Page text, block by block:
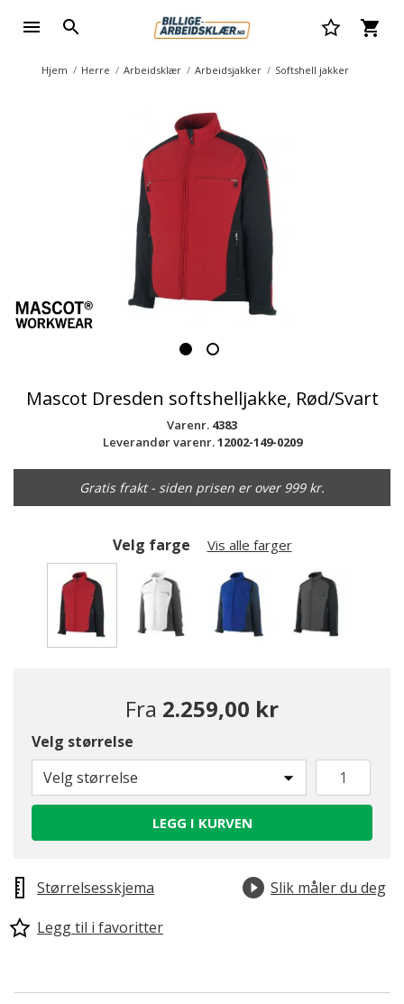
Hjem Herre Arbeidsklær Arbeidsjakker Softshell jakker
Mascot Dresden softshelljakke, Rød/Svart
Varenr. 4383
Leverandør varenr.12002-149-0209
Gratis frakt - siden prisen er over 999 kr.
Velg farge Vis alle farger
Fra 2.259,00 kr
Velg størrelse
Velg størrelse
LEGG I KURVEN
Størrelsesskjema
Slik måler du deg
Legg til i favoritter